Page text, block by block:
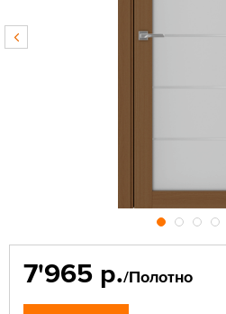
7'965 р./Полотно